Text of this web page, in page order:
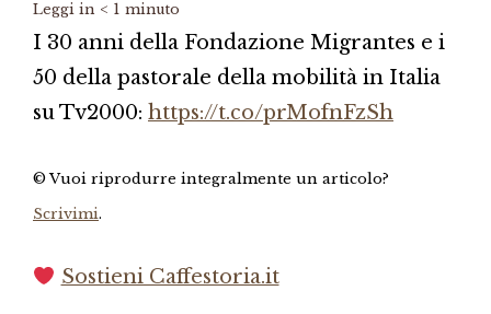
Leggi in < 1 minuto
I 30 anni della Fondazione Migrantes e i
50 della pastorale della mobilità in Italia
su Tv2000: https://t.co/prMofnFzSh
© Vuoi riprodurre integralmente un articolo?
Scrivimi.
Sostieni Caffestoria.it